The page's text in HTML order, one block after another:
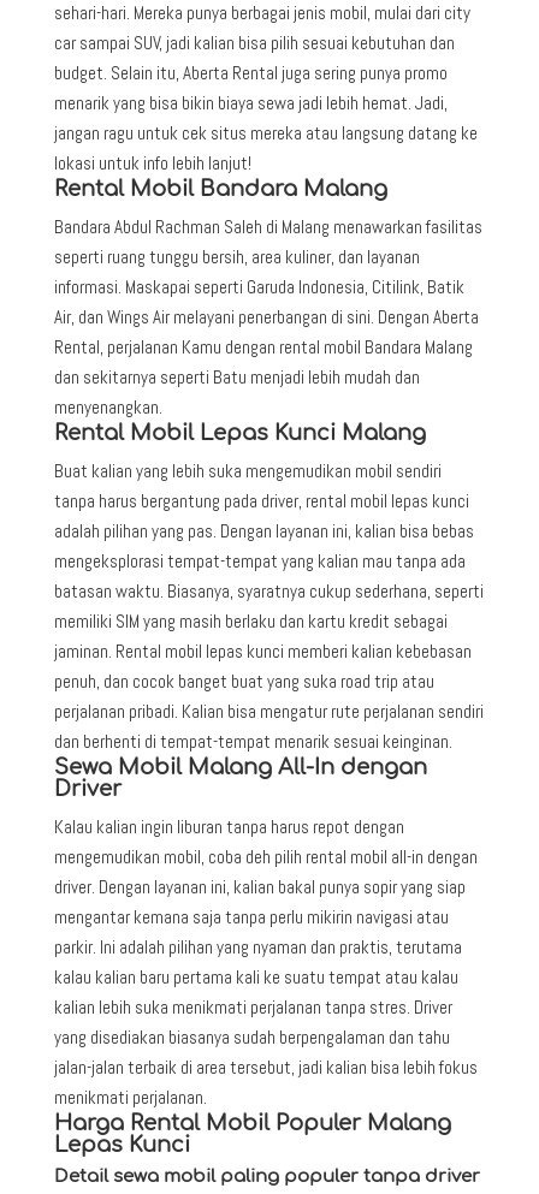
sehari-hari. Mereka punya berbagai jenis mobil, mulai dari city
car sampai SUV, jadi kalian bisa pilih sesuai kebutuhan dan
budget. Selain itu, Aberta Rental juga sering punya promo
menarik yang bisa bikin biaya sewa jadi lebih hemat. Jadi,
jangan ragu untuk cek situs mereka atau langsung datang ke
lokasi untuk info lebih lanjut!
Rental Mobil Bandara Malang
Bandara Abdul Rachman Saleh di Malang menawarkan fasilitas
seperti ruang tunggu bersih, area kuliner, dan layanan
informasi. Maskapai seperti Garuda Indonesia, Citilink, Batik
Air, dan Wings Air melayani penerbangan di sini. Dengan Aberta
Rental, perjalanan Kamu dengan rental mobil Bandara Malang
dan sekitarnya seperti Batu menjadi lebih mudah dan
menyenangkan.
Rental Mobil Lepas Kunci Malang
Buat kalian yang lebih suka mengemudikan mobil sendiri
tanpa harus bergantung pada driver, rental mobil lepas kunci
adalah pilihan yang pas. Dengan layanan ini, kalian bisa bebas
mengeksplorasi tempat-tempat yang kalian mau tanpa ada
batasan waktu. Biasanya, syaratnya cukup sederhana, seperti
memiliki SIM yang masih berlaku dan kartu kredit sebagai
jaminan. Rental mobil lepas kunci memberi kalian kebebasan
penuh, dan cocok banget buat yang suka road trip atau
perjalanan pribadi. Kalian bisa mengatur rute perjalanan sendiri
dan berhenti di tempat-tempat menarik sesuai keinginan.
Sewa Mobil Malang All-In dengan
Driver
Kalau kalian ingin liburan tanpa harus repot dengan
mengemudikan mobil, coba deh pilih rental mobil all-in dengan
driver. Dengan layanan ini, kalian bakal punya sopir yang siap
mengantar kemana saja tanpa perlu mikirin navigasi atau
parkir. Ini adalah pilihan yang nyaman dan praktis, terutama
kalau kalian baru pertama kali ke suatu tempat atau kalau
kalian lebih suka menikmati perjalanan tanpa stres. Driver
yang disediakan biasanya sudah berpengalaman dan tahu
jalan-jalan terbaik di area tersebut, jadi kalian bisa lebih fokus
menikmati perjalanan.
Harga Rental Mobil Populer Malang
Lepas Kunci
Detail sewa mobil paling populer tanpa driver